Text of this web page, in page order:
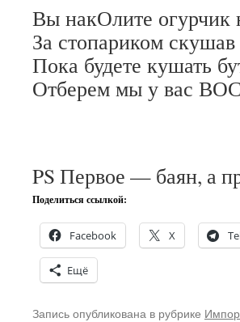
Вы накОлите огурчик
За стопариком
Пока будете кушать
Отберем мы у вас
PS Первое — баян, а
Поделиться ссылкой:
Facebook X
Ещё
Запись опубликована в рубрике